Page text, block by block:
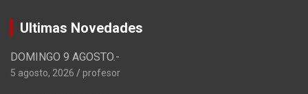
Ultimas Novedades
DOMINGO 9 AGOSTO.-
5 agosto, 2026 profesor